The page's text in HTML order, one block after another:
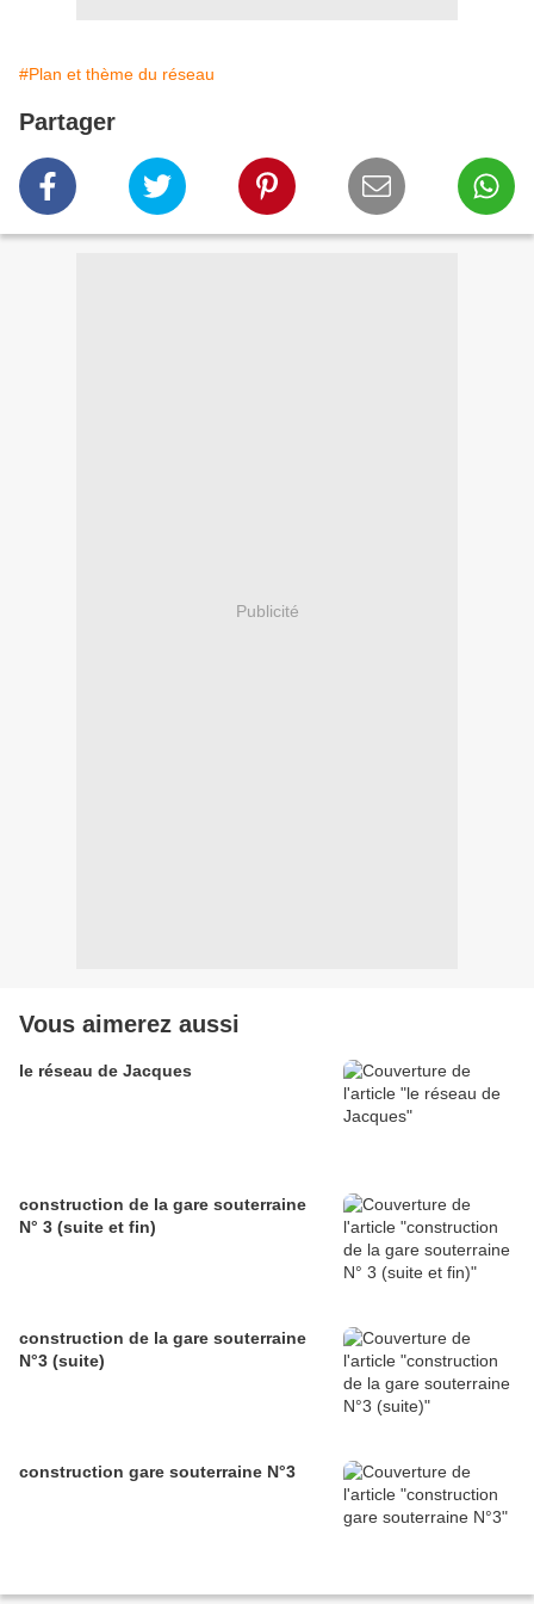
#Plan et thème du réseau
Partager
Publicité
Vous aimerez aussi
le réseau de Jacques
construction de la gare souterraine
N° 3 (suite et fin)
construction de la gare souterraine
N°3 (suite)
construction gare souterraine N°3